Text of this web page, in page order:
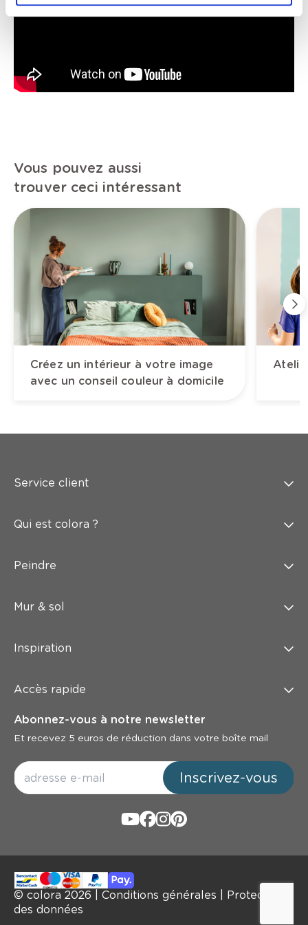
Vous pouvez aussi
trouver ceci intéressant
Créez un intérieur à votre image
avec un conseil couleur à domicile
Service client
Qui est colora ?
Peindre
Mur & sol
Inspiration
Accès rapide
Abonnez-vous à notre newsletter
Et recevez 5 euros de réduction dans votre boîte mail
Inscrivez-vous
© colora 2026 Conditions générales
Protection
des données